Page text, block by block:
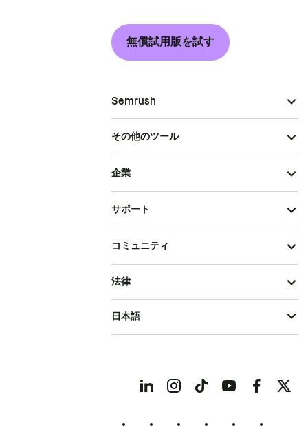
無償試用版を試す
Semrush
その他のツール
企業
サポート
コミュニティ
法律
日本語